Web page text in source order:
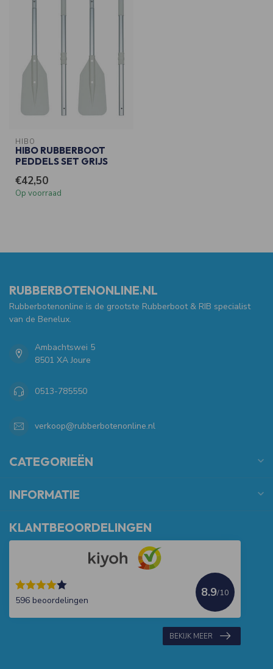
HIBO
HIBO RUBBERBOOT
PEDDELS SET GRIJS
€42,50
Op voorraad
RUBBERBOTENONLINE.NL
Rubberbotenonline is de grootste Rubberboot & RIB specialist
van de Benelux.
Ambachtswei 5
8501 XA Joure
0513-785550
verkoop@rubberbotenonline.nl
CATEGORIEËN
INFORMATIE
KLANTBEOORDELINGEN
596 beoordelingen
8.9/10
BEKIJK MEER